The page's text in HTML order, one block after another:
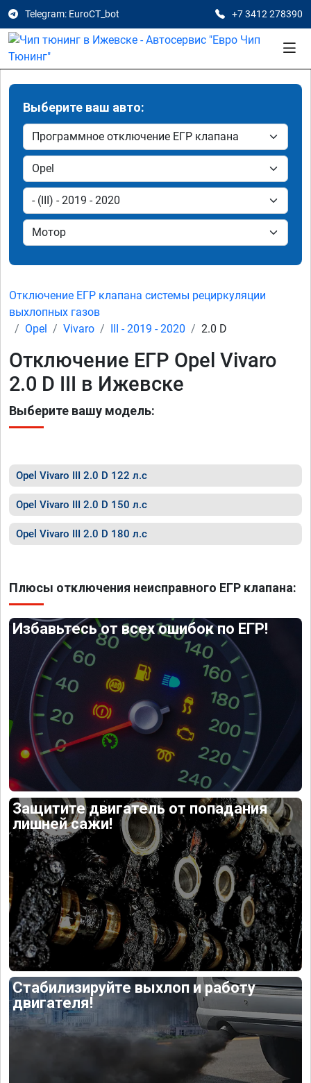
Telegram: EuroCT_bot +7 3412 278390
Выберите ваш авто:
Отключение ЕГР клапана системы рециркуляции
выхлопных газов
Opel
Vivaro III - 2019 - 2020 2.0 D
Отключение ЕГР Opel Vivaro
2.0 D III в Ижевске
Выберите вашу модель:
Opel Vivaro III 2.0 D 122 л.с
Opel Vivaro III 2.0 D 150 л.с
Opel Vivaro III 2.0 D 180 л.с
Плюсы отключения неисправного ЕГР клапана:
Избавьтесь от всех ошибок по ЕГР!
Защитите двигатель от попадания
лишней сажи!
Стабилизируйте выхлоп и работу
двигателя!